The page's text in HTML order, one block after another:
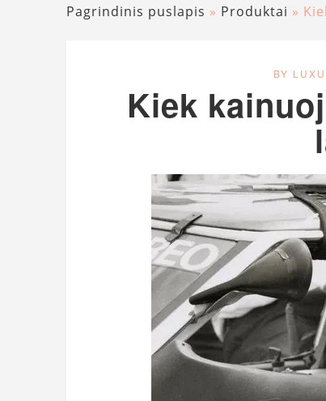
Pagrindinis puslapis » Produktai »
BY
Kiek